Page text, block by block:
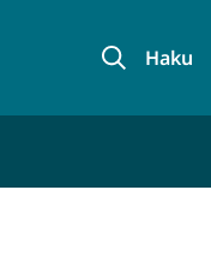
Haku